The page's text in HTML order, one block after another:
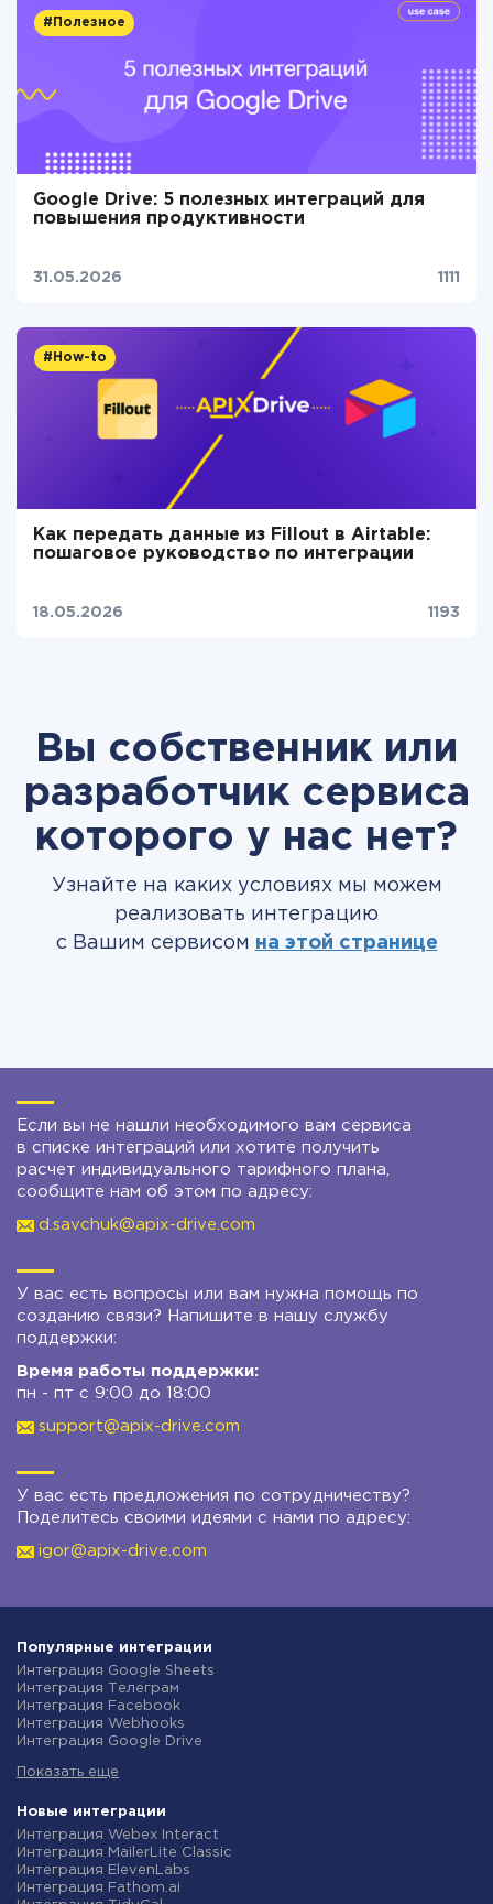
#Полезное
Google Drive: 5 полезных интеграций для
повышения продуктивности
31.05.2026 1111
#How-to
Как передать данные из Fillout в Airtable:
пошаговое руководство по интеграции
18.05.2026 1193
Вы собственник или
разработчик сервиса
которого у нас нет?
Узнайте на каких условиях мы можем
реализовать интеграцию
с Вашим сервисом на этой странице
Если вы не нашли необходимого вам сервиса
в списке интеграций или хотите получить
расчет индивидуального тарифного плана,
сообщите нам об этом по адресу:
d.savchuk@apix-drive.com
У вас есть вопросы или вам нужна помощь по
созданию связи? Напишите в нашу службу
поддержки:
Время работы поддержки:
пн - пт с 9:00 до 18:00
support@apix-drive.com
У вас есть предложения по сотрудничеству?
Поделитесь своими идеями с нами по адресу:
igor@apix-drive.com
Популярные интеграции
Интеграция Google Sheets
Интеграция Телеграм
Интеграция Facebook
Интеграция Webhooks
Интеграция Google Drive
Интеграция Gmail
Интеграция Новая Почта
Интеграция Binotel
Интеграция OpenAI (ChatGPT)
Интеграция Prom
Интеграция Приват24
Интеграция OLX
Показать еще
Новые интеграции
Интеграция Webex Interact
Интеграция MailerLite Classic
Интеграция ElevenLabs
Интеграция Fathom.ai